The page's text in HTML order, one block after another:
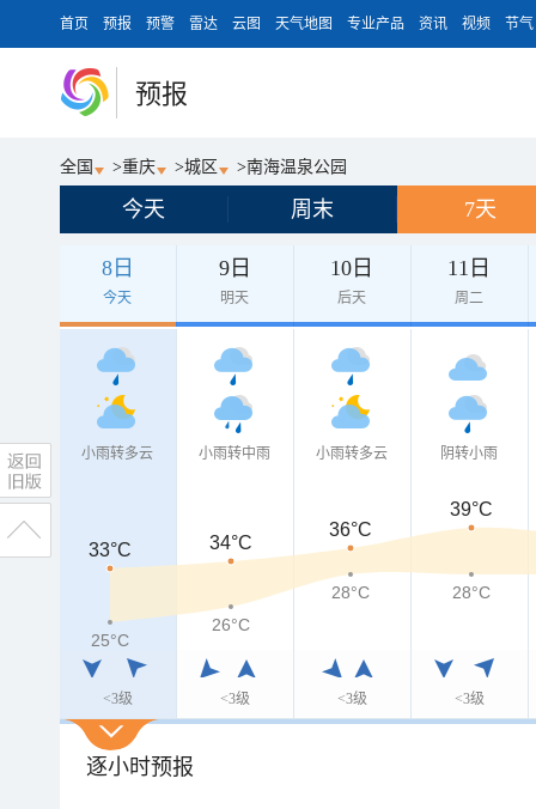
首页 预报 预警 雷达 云图 天气地图 专业产品 资讯 视频 节气
预报
全国 >重庆 >城区 >南海温泉公园
今天 周末 7天
8日
今天
9日
明天
10日
后天
11日
周二
小雨转多云
<3级
小雨转中雨
<3级
小雨转多云
<3级
阴转小雨
<3级
33°C 34°C
36°C
39°C
25°C
26°C
28°C 28°C
逐小时预报